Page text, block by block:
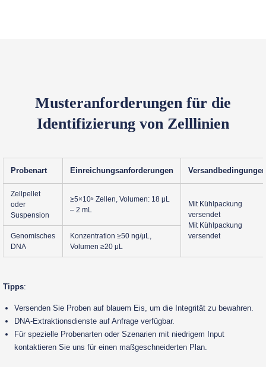
Musteranforderungen für die
Identifizierung von Zelllinien
Probenart Einreichungsanforderungen Versandbedingungen
Zellpellet
oder
Suspension
≥5×10⁵ Zellen, Volumen: 18 μL
– 2 mL
Mit Kühlpackung
versendet
Mit Kühlpackung
versendet
Genomisches
DNA
Konzentration ≥50 ng/μL,
Volumen ≥20 μL
Tipps:
Versenden Sie Proben auf blauem Eis, um die Integrität zu bewahren.
DNA-Extraktionsdienste auf Anfrage verfügbar.
Für spezielle Probenarten oder Szenarien mit niedrigem Input
kontaktieren Sie uns für einen maßgeschneiderten Plan.